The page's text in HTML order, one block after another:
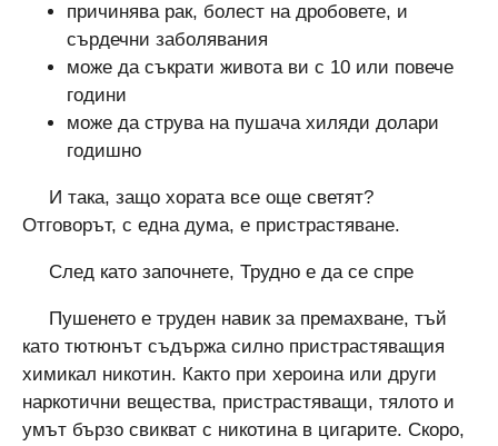
причинява рак, болест на дробовете, и
сърдечни заболявания
може да съкрати живота ви с 10 или повече
години
може да струва на пушача хиляди долари
годишно
И така, защо хората все още светят?
Отговорът, с една дума, е пристрастяване.
След като започнете, Трудно е да се спре
Пушенето е труден навик за премахване, тъй
като тютюнът съдържа силно пристрастяващия
химикал никотин. Както при хероина или други
наркотични вещества, пристрастяващи, тялото и
умът бързо свикват с никотина в цигарите. Скоро,